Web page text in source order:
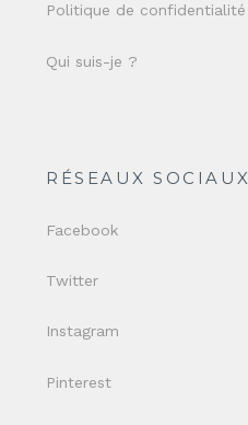
Politique de confidentialité
Qui suis-je ?
RÉSEAUX SOCIAUX
Facebook
Twitter
Instagram
Pinterest